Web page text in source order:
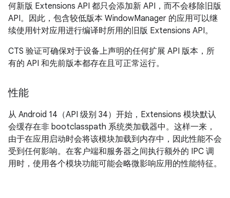
何新版 Extensions API 都只会添加新 API，而不会移除旧版
API。因此，包含较低版本 WindowManager 的应用可以继
续使用针对应用进行编译时所用的旧版 Extensions API。
CTS 验证可确保对于设备上声明的任何扩展 API 版本，所
有的 API 和先前版本都存在且可正常运行。
性能
从 Android 14（API 级别 34）开始，Extensions 模块默认
会缓存在非 bootclasspath 系统类加载器中。这样一来，
由于在应用启动时会将该模块加载到内存中，因此性能不会
受到任何影响。在客户端和服务器之间执行额外的 IPC 调
用时，使用各个模块功能可能会略微影响应用的性能特征。